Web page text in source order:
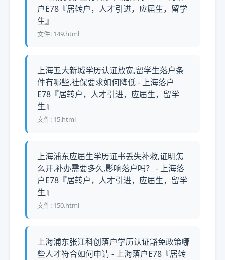
户E78『居转户，人才引进，应届生，留学
生』
文件: 149.html
上海五大新城学历认证放宽,留学生落户条
件有哪些,社保要求如何降低 - 上海落户
E78『居转户，人才引进，应届生，留学
生』
文件: 15.html
上海浦东应届生学历证书丢失补救,证明怎
么开,补办需要多久,影响落户吗？ - 上海落
户E78『居转户，人才引进，应届生，留学
生』
文件: 150.html
上海浦东张江科创落户学历认证豁免政策哪
些人才符合如何申请 - 上海落户E78『居转